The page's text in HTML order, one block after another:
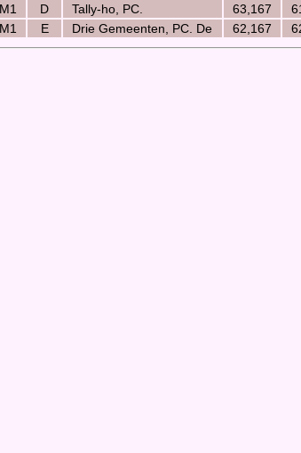
M1 D Tally-ho, PC. 63,167
M1 E Drie Gemeenten, PC. De 62,167